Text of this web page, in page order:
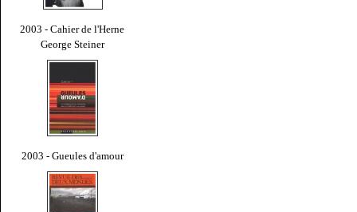
2003 - Cahier de l'Herne
George Steiner
2003 - Gueules d'amour